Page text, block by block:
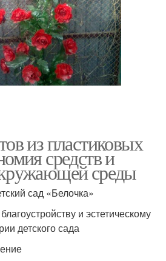
из пластиковых
средств и
среды
сад «Белочка»
и эстетическому
детского сада